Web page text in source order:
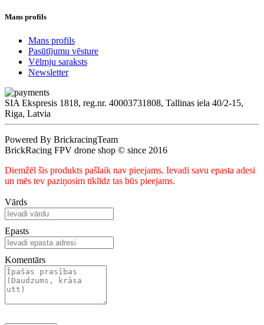
Mans profils
Mans profils
Pasūtījumu vēsture
Vēlmju saraksts
Newsletter
SIA Ekspresis 1818, reg.nr. 40003731808, Tallinas iela 40/2-15,
Riga, Latvia
Powered By BrickracingTeam
BrickRacing FPV drone shop © since 2016
Diemžēl šis produkts pašlaik nav pieejams. Ievadi savu epasta adesi
un mēs tev paziņosim tiklīdz tas būs pieejams.
Vārds
Epasts
Komentārs